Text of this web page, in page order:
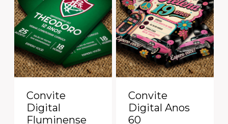
Convite
Digital
Fluminense
Convite
Digital Anos
60